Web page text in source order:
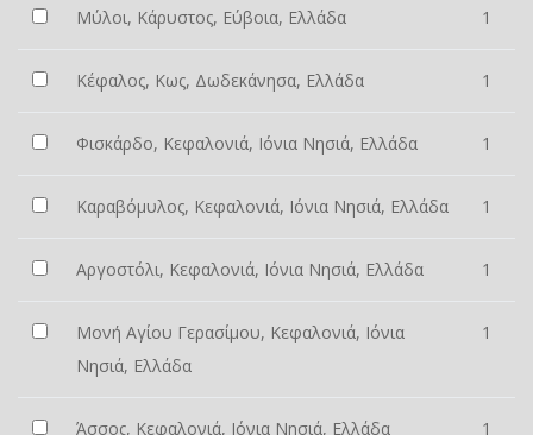
Μύλοι, Κάρυστος, Εύβοια, Ελλάδα 1
Κέφαλος, Κως, Δωδεκάνησα, Ελλάδα 1
Φισκάρδο, Κεφαλονιά, Ιόνια Νησιά, Ελλάδα 1
Καραβόμυλος, Κεφαλονιά, Ιόνια Νησιά, Ελλάδα 1
Αργοστόλι, Κεφαλονιά, Ιόνια Νησιά, Ελλάδα 1
Μονή Αγίου Γερασίμου, Κεφαλονιά, Ιόνια
Νησιά, Ελλάδα
1
Άσσος, Κεφαλονιά, Ιόνια Νησιά, Ελλάδα 1